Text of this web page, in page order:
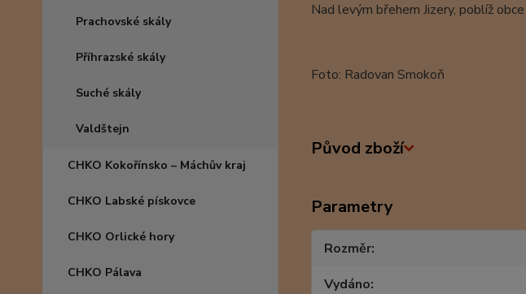
Prachovské skály
Příhrazské skály
Suché skály
Valdštejn
CHKO Kokořínsko – Máchův kraj
CHKO Labské pískovce
CHKO Orlické hory
CHKO Pálava
Nad levým břehem Jizery, poblíž
Foto: Radovan Smokoň
Původ zboží
Parametry
Rozměr
Vydáno